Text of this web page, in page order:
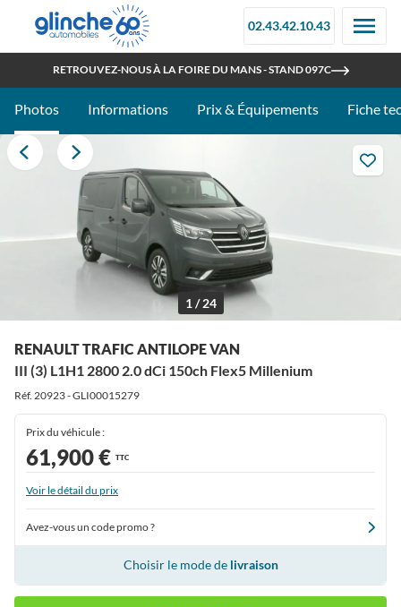
02.43.42.10.43
RETROUVEZ-NOUS À LA FOIRE DU MANS - STAND 097C
OUVERT TOUT L'ÉTÉ
Photos Informations Prix & Équipements Fiche
1 / 24
RENAULT TRAFIC ANTILOPE VAN
III (3) L1H1 2800 2.0 dCi 150ch Flex5 Millenium
Réf. 20923 - GLI00015279
Prix du véhicule :
61,900 € TTC
Voir le détail du prix
Avez-vous un code promo ?
Choisir le mode de livraison